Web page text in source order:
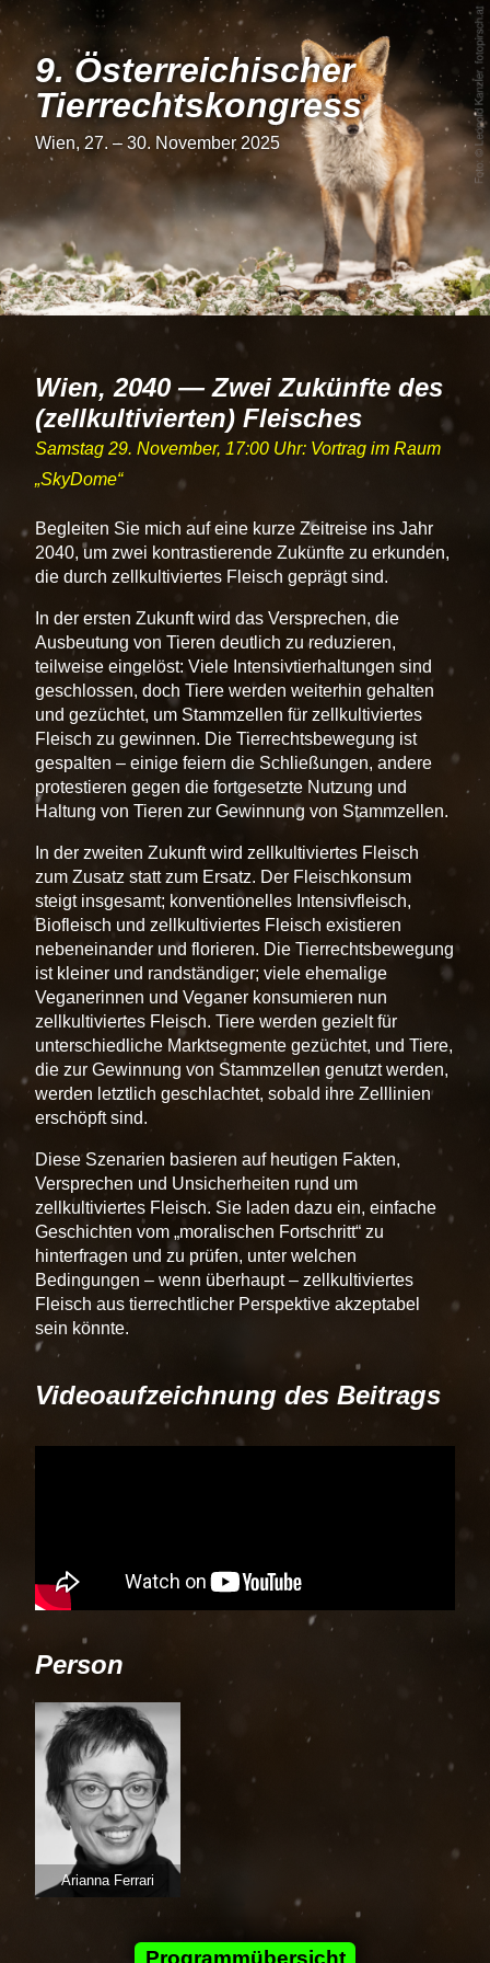
9. Österrei­chi­scher
Tier­rechts­kon­gress
Wien, 27. – 30. November 2025
Wien, 2040 — Zwei Zukünfte des
(zellkultivierten) Fleisches
Samstag 29. November, 17:00 Uhr: Vortrag im Raum
SkyDome
Begleiten Sie mich auf eine kurze Zeitreise ins Jahr
2040, um zwei kontrastierende Zukünfte zu erkunden,
die durch zellkultiviertes Fleisch geprägt sind.
In der ersten Zukunft wird das Versprechen, die
Ausbeutung von Tieren deutlich zu reduzieren,
teilweise eingelöst: Viele Intensivtierhaltungen sind
geschlossen, doch Tiere werden weiterhin gehalten
und gezüchtet, um Stammzellen für zellkultiviertes
Fleisch zu gewinnen. Die Tierrechtsbewegung ist
gespalten – einige feiern die Schließungen, andere
protestieren gegen die fortgesetzte Nutzung und
Haltung von Tieren zur Gewinnung von Stammzellen.
In der zweiten Zukunft wird zellkultiviertes Fleisch
zum Zusatz statt zum Ersatz. Der Fleischkonsum
steigt insgesamt; konventionelles Intensivfleisch,
Biofleisch und zellkultiviertes Fleisch existieren
nebeneinander und florieren. Die Tierrechtsbewegung
ist kleiner und randständiger; viele ehemalige
Veganerinnen und Veganer konsumieren nun
zellkultiviertes Fleisch. Tiere werden gezielt für
unterschiedliche Marktsegmente gezüchtet, und Tiere,
die zur Gewinnung von Stammzellen genutzt werden,
werden letztlich geschlachtet, sobald ihre Zelllinien
erschöpft sind.
Diese Szenarien basieren auf heutigen Fakten,
Versprechen und Unsicherheiten rund um
zellkultiviertes Fleisch. Sie laden dazu ein, einfache
Geschichten vom moralischen Fortschritt zu
hinterfragen und zu prüfen, unter welchen
Bedingungen – wenn überhaupt – zellkultiviertes
Fleisch aus tierrechtlicher Perspektive akzeptabel
sein könnte.
Videoaufzeichnung des Beitrags
Person
Arianna Ferrari
Programmübersicht